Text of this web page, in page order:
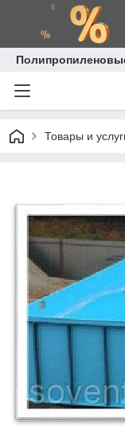
Товары и